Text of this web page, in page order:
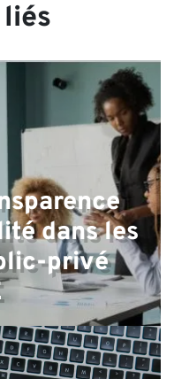
dans les
privé